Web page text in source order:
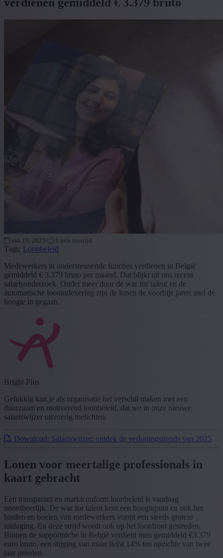
okt 19, 2023 1 min leestijd
Tags: Loonbeleid
Medewerkers in ondersteunende functies verdienen in België
gemiddeld € 3.379 bruto per maand. Dat blijkt uit ons recent
salarisonderzoek. Onder meer door de war for talent en de
automatische loonindexering zijn de lonen de voorbije jaren snel de
hoogte in gegaan.
Bright Plus
Gelukkig kan je als organisatie het verschil maken met een
duurzaam en motiverend loonbeleid, dat we in onze nieuwe
salariswijzer uitvoerig toelichten.
Download: Salariswijzer: ontdek de verloningstrends van 2025
Lonen voor meertalige professionals in
kaart gebracht
Een transparant en marktconform loonbeleid is vandaag
onontbeerlijk. De war for talent kent een hoogtepunt en ook het
binden en boeien van medewerkers vormt een steeds grotere
uitdaging. En deze strijd wordt ook op het loonfront gestreden.
Binnen de supportniche in België verdient men gemiddeld €3.379
euro bruto, een stijging van maar liefst 14% ten opzichte van twee
jaar geleden.